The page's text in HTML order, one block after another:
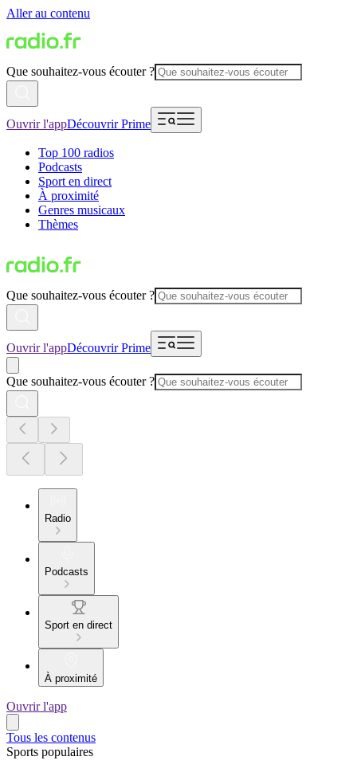
Aller au contenu
Que souhaitez-vous écouter ?
Ouvrir l'appDécouvrir Prime
Top 100 radios
Podcasts
Sport en direct
À proximité
Genres musicaux
Thèmes
Que souhaitez-vous écouter ?
Ouvrir l'appDécouvrir Prime
Que souhaitez-vous écouter ?
Radio
Podcasts
Sport en direct
À proximité
Ouvrir l'app
Tous les contenus
Sports populaires